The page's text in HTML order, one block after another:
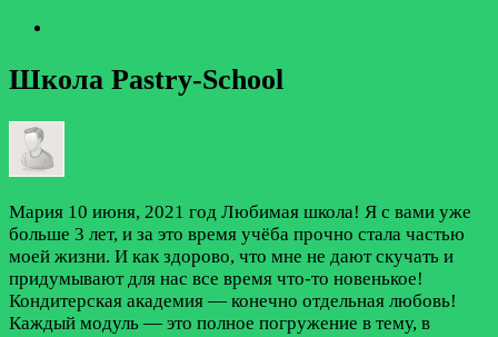
Школа Pastry-School
Мария 10 июня, 2021 год Любимая школа! Я с вами уже
больше 3 лет, и за это время учёба прочно стала частью
моей жизни. И как здорово, что мне не дают скучать и
придумывают для нас все время что-то новенькое!
Кондитерская академия — конечно отдельная любовь!
Каждый модуль — это полное погружение в тему, в